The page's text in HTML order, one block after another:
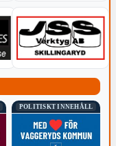
POLITISKT INNEHÅLL